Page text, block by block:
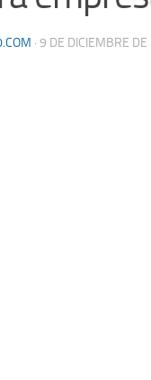
· 9 DE DICIEMBRE